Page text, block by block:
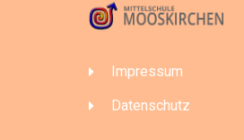
Impressum
Datenschutz